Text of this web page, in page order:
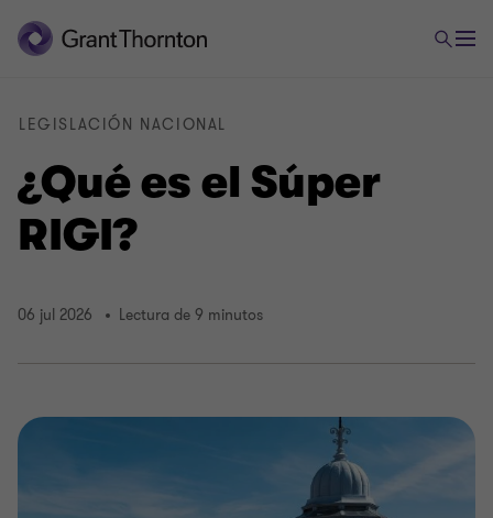
¿Qué es el Súper
RIGI?
LEGISLACIÓN NACIONAL
06 jul 2026 Lectura de 9 minutos